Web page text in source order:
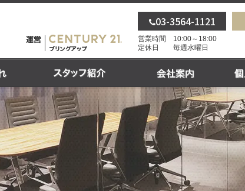
03-3564-1121
営業時間 10:00～18:00
定休日 毎週水曜日